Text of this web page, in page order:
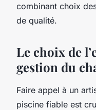
combinant choix
de qualité.
Le choix de
gestion du
Faire appel à un
piscine fiable est